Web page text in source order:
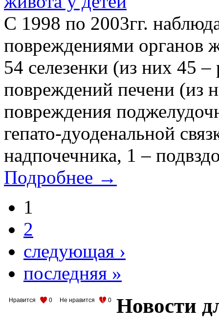
С 1998 по 2003гг.
повреждениями органов
54 селезенки (из них 45
повреждений печени (из
повреждения
гепато-дуоденальной
надпочечника, 1 –
Подробнее →
1
2
следующая ›
последняя »
Нравится 0 Не нравится 0 Новости